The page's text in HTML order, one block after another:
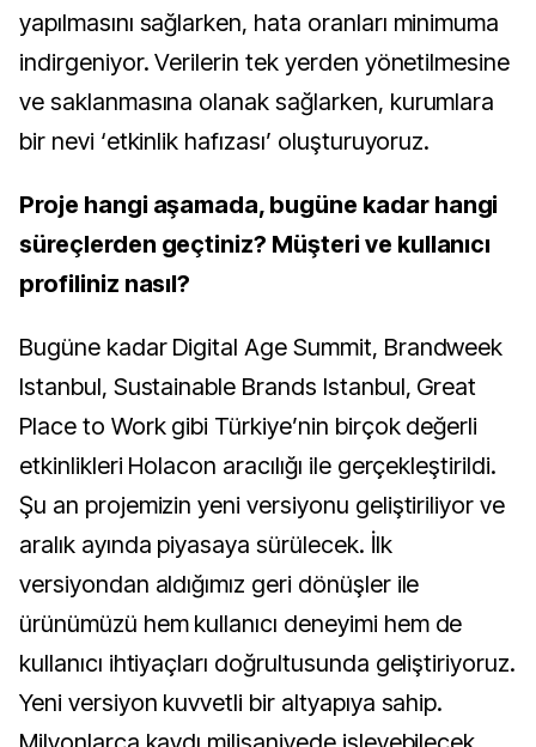
yapılmasını sağlarken, hata oranları minimuma
indirgeniyor. Verilerin tek yerden yönetilmesine
ve saklanmasına olanak sağlarken, kurumlara
bir nevi ‘etkinlik hafızası’ oluşturuyoruz.
Proje hangi aşamada, bugüne kadar hangi
süreçlerden geçtiniz? Müşteri ve kullanıcı
profiliniz nasıl?
Bugüne kadar Digital Age Summit, Brandweek
Istanbul, Sustainable Brands Istanbul, Great
Place to Work gibi Türkiye’nin birçok değerli
etkinlikleri Holacon aracılığı ile gerçekleştirildi.
Şu an projemizin yeni versiyonu geliştiriliyor ve
aralık ayında piyasaya sürülecek. İlk
versiyondan aldığımız geri dönüşler ile
ürünümüzü hem kullanıcı deneyimi hem de
kullanıcı ihtiyaçları doğrultusunda geliştiriyoruz.
Yeni versiyon kuvvetli bir altyapıya sahip.